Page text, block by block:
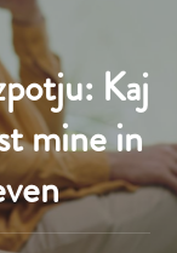
Kaj
mine in